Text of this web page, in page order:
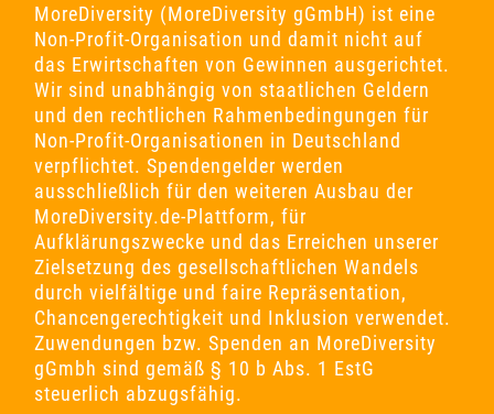
MoreDiversity (MoreDiversity gGmbH) ist eine
Non-Profit-Organisation und damit nicht auf
das Erwirtschaften von Gewinnen ausgerichtet.
Wir sind unabhängig von staatlichen Geldern
und den rechtlichen Rahmenbedingungen für
Non-Profit-Organisationen in Deutschland
verpflichtet. Spendengelder werden
ausschließlich für den weiteren Ausbau der
MoreDiversity.de-Plattform, für
Aufklärungszwecke und das Erreichen unserer
Zielsetzung des gesellschaftlichen Wandels
durch vielfältige und faire Repräsentation,
Chancengerechtigkeit und Inklusion verwendet.
Zuwendungen bzw. Spenden an MoreDiversity
gGmbh sind gemäß § 10 b Abs. 1 EstG
steuerlich abzugsfähig.